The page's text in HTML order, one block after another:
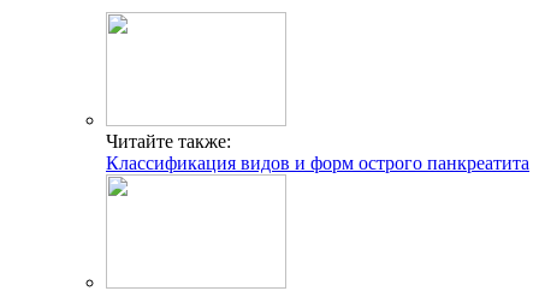
Читайте также:
Классификация видов и форм острого панкреатита